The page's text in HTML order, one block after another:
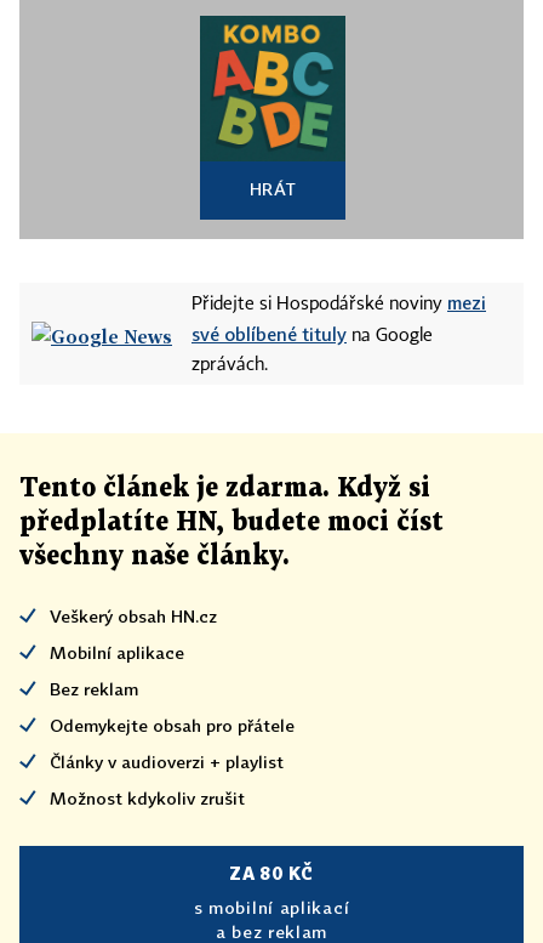
HRÁT
Přidejte si Hospodářské noviny mezi
své oblíbené tituly na Google
zprávách.
Tento článek je zdarma. Když si
předplatíte HN, budete moci číst
všechny naše články.
Veškerý obsah HN.cz
Mobilní aplikace
Bez reklam
Odemykejte obsah pro přátele
Články v audioverzi + playlist
Možnost kdykoliv zrušit
ZA 80 KČ
s mobilní aplikací
a bez reklam